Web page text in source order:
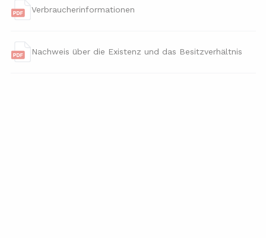
Verbraucherinformationen
Nachweis über die Existenz und das Besitzverhältnis